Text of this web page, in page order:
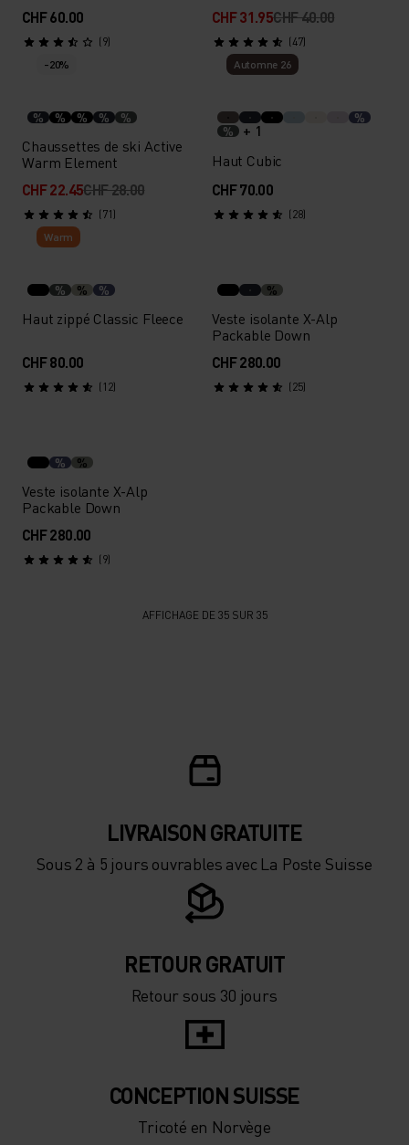
CHF 60.00
(9)
CHF 31.95CHF 40.00
(47)
-20%
% % % % %
Chaussettes de ski Active
Warm Element
CHF 22.45CHF 28.00
(71)
Automne 26
%
%
+ 1
Haut Cubic
CHF 70.00
(28)
Warm
% % %
Haut zippé Classic Fleece
CHF 80.00
(12)
%
Veste isolante X-Alp
Packable Down
CHF 280.00
(25)
% %
Veste isolante X-Alp
Packable Down
CHF 280.00
(9)
AFFICHAGE DE 35 SUR 35
LIVRAISON GRATUITE
Sous 2 à 5 jours ouvrables avec La Poste Suisse
RETOUR GRATUIT
Retour sous 30 jours
CONCEPTION SUISSE
Tricoté en Norvège